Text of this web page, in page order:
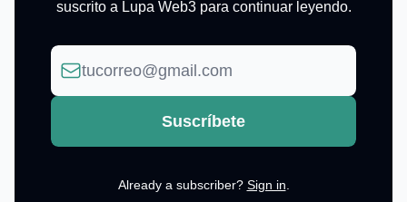
suscrito a Lupa Web3 para continuar leyendo.
Already a subscriber? Sign in.